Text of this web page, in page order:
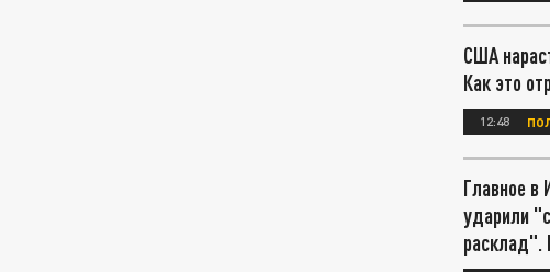
США
Как это
12:48
Главное в
ударили
расклад".